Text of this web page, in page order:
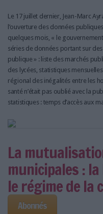
Le 17 juillet dernier, Jean-Marc
l’ouverture des données
quelques mois, « le
séries de données portant sur
publique » : liste des marchés
des lycées, statistiques
régional des inégalités entre les
santé n’était pas oublié avec la
statistiques : temps d’accès aux
La
municipales :
le régime de la
Abonnés